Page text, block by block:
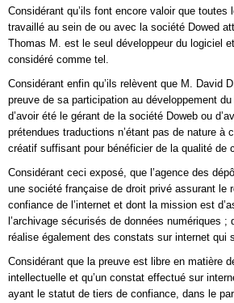
Considérant qu’ils font encore valoir que toutes
travaillé au sein de ou avec la société Dowed
Thomas M. est le seul développeur du logiciel
considéré comme tel.
Considérant enfin qu’ils relèvent que M. David
preuve de sa participation au développement
d’avoir été le gérant de la société Doweb ou
prétendues traductions n’étant pas de nature à
créatif suffisant pour bénéficier de la qualité de
Considérant ceci exposé, que l’agence des
une société française de droit privé assurant le
confiance de l’internet et dont la mission est
l’archivage sécurisés de données numériques ;
réalise également des constats sur internet qui
Considérant que la preuve est libre en matière
intellectuelle et qu’un constat effectué sur
ayant le statut de tiers de confiance, dans le